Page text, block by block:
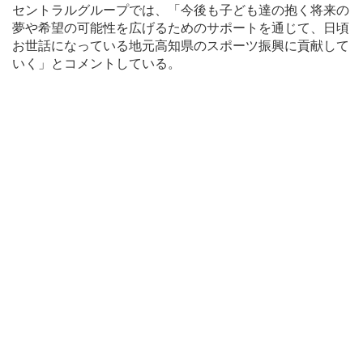
セントラルグループでは、「今後も子ども達の抱く将来の
夢や希望の可能性を広げるためのサポートを通じて、日頃
お世話になっている地元高知県のスポーツ振興に貢献して
いく」とコメントしている。